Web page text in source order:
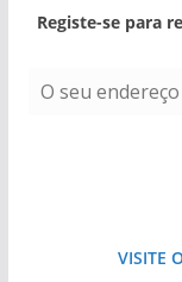
Registe-se para
VISITE